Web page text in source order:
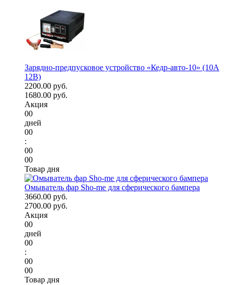
Зарядно-предпусковое устройство «Кедр-авто-10» (10A
12В)
2200.00 руб.
1680.00 руб.
Акция
00
дней
00
:
00
00
Товар дня
Омыватель фар Sho-me для сферического бампера
3660.00 руб.
2700.00 руб.
Акция
00
дней
00
:
00
00
Товар дня